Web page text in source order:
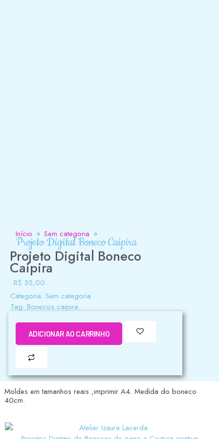
Início Sem categoria
Projeto Digital Boneco Caipira
Projeto Digital Boneco
Caipira
R$ 35,00
ADICIONAR AO CARRINHO
Categoria: Sem categoria
Tag: Bonecos caipira
Moldes em tamanhos reais ,imprimir A4. Medida do boneco
40cm.